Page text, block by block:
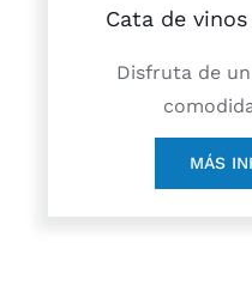
Cata de
Disfruta de
MÁS